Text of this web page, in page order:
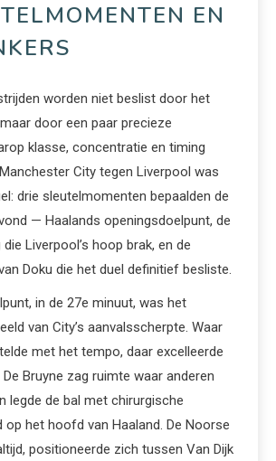
EN
worden niet beslist door het
door een paar precieze
klasse, concentratie en timing
City tegen Liverpool was
drie sleutelmomenten bepaalden de
— Haalands openingsdoelpunt, de
Liverpool’s hoop brak, en de
Doku die het duel definitief besliste.
in de 27e minuut, was het
van City’s aanvalsscherpte. Waar
met het tempo, daar excelleerde
Bruyne zag ruimte waar anderen
legde de bal met chirurgische
op het hoofd van Haaland. De Noorse
positioneerde zich tussen Van Dijk